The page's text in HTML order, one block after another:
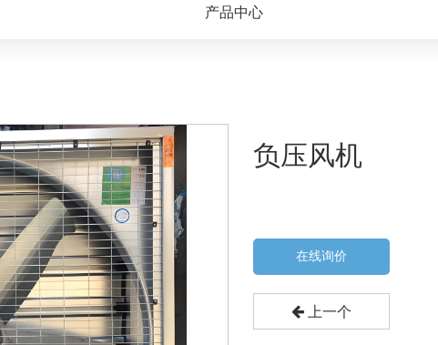
产品中心
负压风机
在线询价
上一个